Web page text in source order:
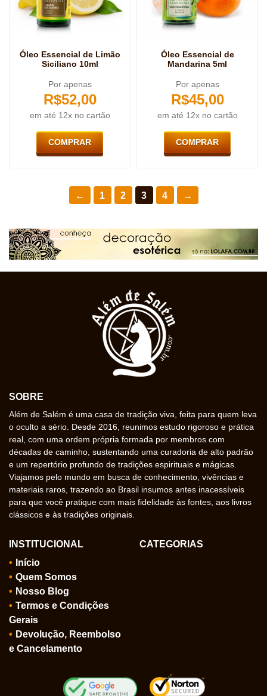
Óleo Essencial de Limão
Siciliano 10ml
Por apenas
R$52,00
em até 12x no cartão
COMPRAR
Óleo Essencial de
Mandarina 5ml
Por apenas
R$45,00
em até 12x no cartão
COMPRAR
← 1 2 3 4 →
SOBRE
Além de Salém é uma casa de tradição viva, feita para quem leva
o oculto a sério. Desde 2016, reunimos estudo rigoroso e prática
real, com uma ordem própria formada por membros com
décadas de caminho, sustentando uma curadoria de alto padrão
e um repertório profundo de tradições espirituais e mágicas.
Viajamos pelo mundo em busca de conhecimento, vivências e
materiais raros, trazendo ao Brasil insumos antes inacessíveis
para que você pratique com mais fidelidade às fontes, aos livros
clássicos e às tradições originais.
INSTITUCIONAL
Início
Quem Somos
Nosso Blog
Termos e Condições
Gerais
Devolução, Reembolso
e Cancelamento
CATEGORIAS